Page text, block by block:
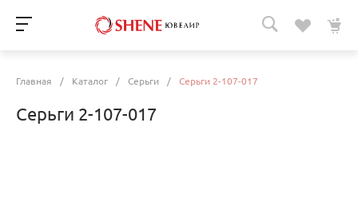
Главная / Каталог / Серьги / Серьги 2-107-017
Серьги 2-107-017